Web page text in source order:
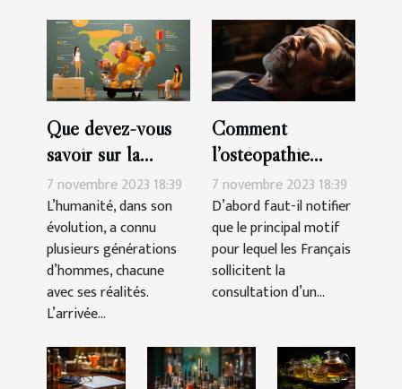
Que devez-vous
savoir sur la
génération des
Millennials ?
7 novembre 2023 18:39
L’humanité, dans son
évolution, a connu
plusieurs générations
d’hommes, chacune
avec ses réalités.
L’arrivée...
Comment
l’ostéopathie
peut-il soulager
les douleurs du
corps ?
7 novembre 2023 18:39
D’abord faut-il notifier
que le principal motif
pour lequel les Français
sollicitent la
consultation d’un...